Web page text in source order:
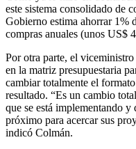
este sistema consolidado de
Gobierno estima ahorrar 1%
compras anuales (unos US$
Por otra parte, el
en la matriz presupuestaria
cambiar totalmente el
resultado. “Es un cambio
que se está implementando
próximo para acercar sus
indicó Colmán.